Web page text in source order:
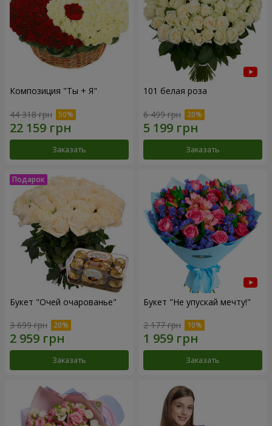
Композиция "Ты + Я"
44 318 грн
Заказать
101 белая роза
6 499 грн
Заказать
Букет "Очей очарованье"
3 699 грн
Заказать
Букет "Не упускай мечту!"
2 177 грн
Заказать